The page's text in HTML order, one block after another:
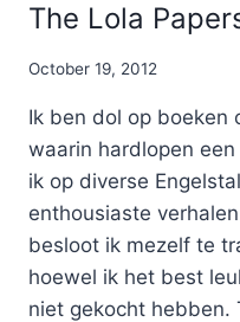
The Lola
By
October 19, 2012
Ik ben dol op boeken
waarin hardlopen
ik op diverse
enthousiaste
besloot ik mezelf te
hoewel ik het best
niet gekocht hebben.